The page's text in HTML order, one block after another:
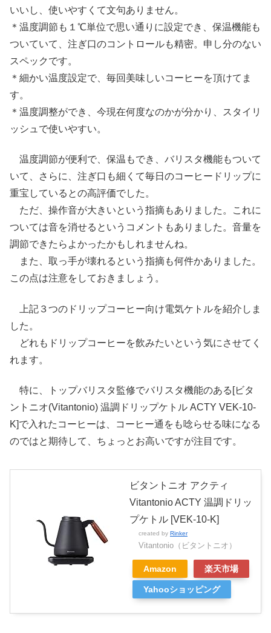
いいし、使いやすくて文句ありません。
＊温度調節も１℃単位で思い通りに設定でき、保温機能も
ついていて、注ぎ口のコントロールも精密。申し分のない
スペックです。
＊細かい温度設定で、毎回美味しいコーヒーを頂けてま
す。
＊温度調整ができ、今現在何度なのかが分かり、スタイリ
ッシュで使いやすい。
温度調節が便利で、保温もでき、バリスタ機能もついて
いて、さらに、注ぎ口も細くて毎日のコーヒードリップに
重宝しているとの高評価でした。
ただ、操作音が大きいという指摘もありました。これに
ついては音を消せるというコメントもありました。音量を
調節できたらよかったかもしれませんね。
また、取っ手が壊れるという指摘も何件かありました。
この点は注意をしておきましょう。
上記３つのドリップコーヒー向け電気ケトルを紹介しま
した。
どれもドリップコーヒーを飲みたいという気にさせてく
れます。
特に、トップバリスタ監修でバリスタ機能のある[ビタ
ントニオ(Vitantonio) 温調ドリップケトル ACTY VEK-10-
K]で入れたコーヒーは、コーヒー通をも唸らせる味になる
のではと期待して、ちょっとお高いですが注目です。
ビタントニオ アクティ
Vitantonio ACTY 温調ドリッ
プケトル [VEK-10-K]
created by Rinker
Vitantonio（ビタントニオ）
Amazon 楽天市場
Yahooショッピング